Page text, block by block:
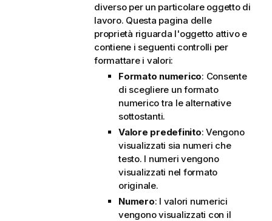
diverso per un particolare oggetto di
lavoro. Questa pagina delle
proprietà riguarda l'oggetto attivo e
contiene i seguenti controlli per
formattare i valori:
Formato numerico: Consente
di scegliere un formato
numerico tra le alternative
sottostanti.
Valore predefinito: Vengono
visualizzati sia numeri che
testo. I numeri vengono
visualizzati nel formato
originale.
Numero: I valori numerici
vengono visualizzati con il